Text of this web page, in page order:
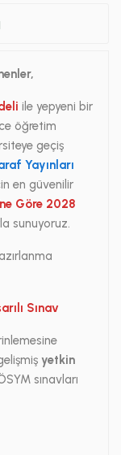
ile yepyeni bir
öğretim
geçiş
Yayınları
en güvenilir
Göre 2028
sunuyoruz.
Sınav
yetkin
sınavları